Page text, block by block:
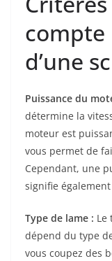
compte
d’une
Puissance du
détermine la
moteur est
vous permet de
Cependant, une
signifie
Type de lame : Le
dépend du type
vous coupez des